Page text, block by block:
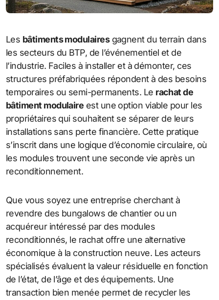
Les bâtiments modulairesgagnent du terrain dans
les secteurs du BTP, de l’événementiel et de
l’industrie. Faciles à installer et à démonter, ces
structures préfabriquées répondent à des besoins
temporaires ou semi-permanents. Le rachat de
bâtiment modulaire est une option viable pour les
propriétaires qui souhaitent se séparer de leurs
installations sans perte financière. Cette pratique
s’inscrit dans une logique d’économie circulaire, où
les modules trouvent une seconde vie après un
reconditionnement.
Que vous soyez une entreprise cherchant à
revendre des bungalows de chantier ou un
acquéreur intéressé par des modules
reconditionnés, le rachat offre une alternative
économique à la construction neuve. Les acteurs
spécialisés évaluent la valeur résiduelle en fonction
de l’état, de l’âge et des équipements. Une
transaction bien menée permet de recycler les